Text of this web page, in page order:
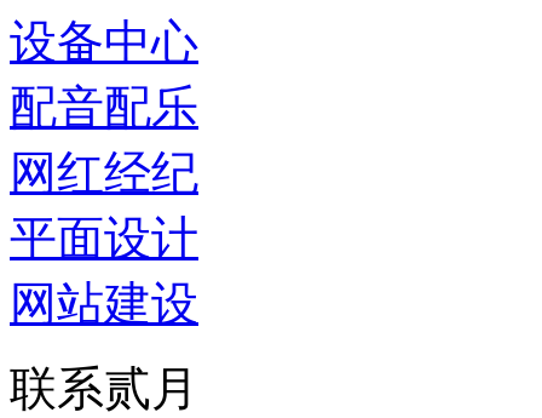
设备中心
配音配乐
网红经纪
平面设计
网站建设
联系贰月